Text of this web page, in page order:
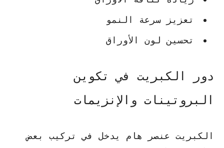
تعزيز سرعة النمو
تحسين لون الأوراق
دور الكبريت في تكوين
البروتينات والإنزيمات
الكبريت عنصر هام يدخل في تركيب بعض